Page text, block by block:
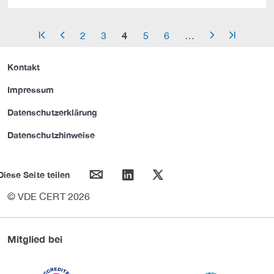
arrow_start arrow_left 2 3 4 5 6 arrow_right arrow_end
Kontakt
Impressum
Datenschutzerklärung
Datenschutzhinweise
Seite teilen mail linkedin twitter
© VDE CERT 2026
Mitglied bei